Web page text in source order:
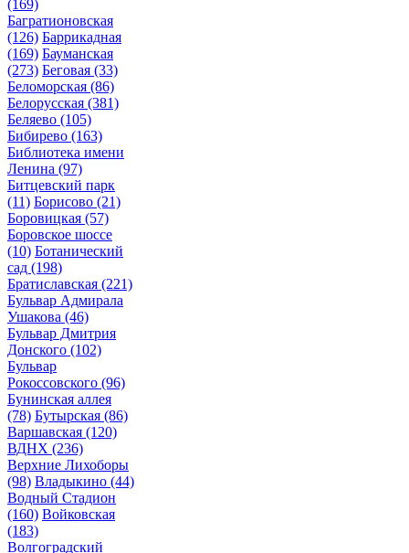
(169)
Багратионовская
(126) Баррикадная
(169) Бауманская
(273) Беговая (33)
Беломорская (86)
Белорусская (381)
Беляево (105)
Бибирево (163)
Библиотека имени
Ленина (97)
Битцевский парк
(11) Борисово (21)
Боровицкая (57)
Боровское шоссе
(10) Ботанический
сад (198)
Братиславская (221)
Бульвар Адмирала
Ушакова (46)
Бульвар Дмитрия
Донского (102)
Бульвар
Рокоссовского (96)
Бунинская аллея
(78) Бутырская (86)
Варшавская (120)
ВДНХ (236)
Верхние Лихоборы
(98) Владыкино (44)
Водный Стадион
(160) Войковская
(183)
Волгоградский